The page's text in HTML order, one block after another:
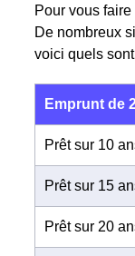
Pour vous
De nombreux
voici quels
Emprunt de
Prêt sur 10
Prêt sur 15
Prêt sur 20